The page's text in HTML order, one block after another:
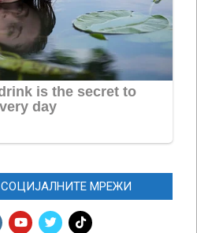
СОЦИЈАЛНИТЕ МРЕЖИ